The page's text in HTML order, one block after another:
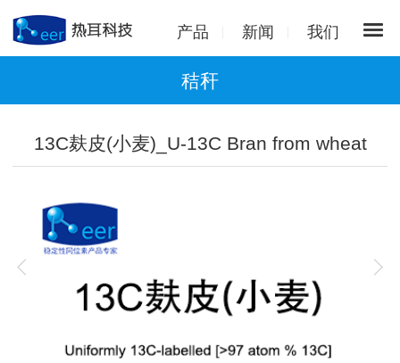
产品 新闻 我们
秸秆
13C麸皮(小麦)_U-13C Bran from wheat